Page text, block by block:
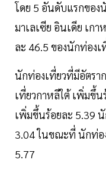
โดย 5 อันดับแรกของ
มาเลเซีย อินเดีย เก
ละ 46.5 ของนักท่องเ
นักท่องเที่ยวที่มีอัตรา
เที่ยวกาหลีใต้ เพิ่มขึ้
เพิ่มขึ้นร้อยละ 5.39
3.04 ในขณะที่ นักท่อ
5.77